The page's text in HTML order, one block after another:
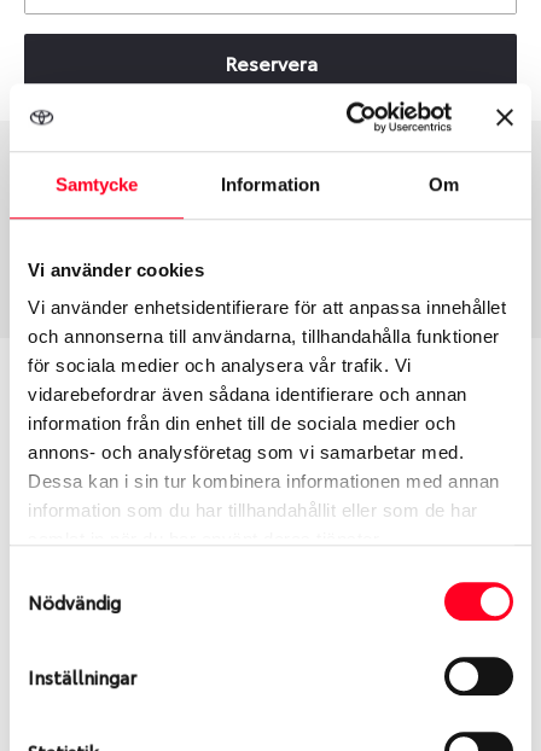
Samtycke Information Om
Vi använder cookies
Vi använder enhetsidentifierare för att anpassa innehållet
och annonserna till användarna, tillhandahålla funktioner
för sociala medier och analysera vår trafik. Vi
vidarebefordrar även sådana identifierare och annan
information från din enhet till de sociala medier och
annons- och analysföretag som vi samarbetar med.
Dessa kan i sin tur kombinera informationen med annan
information som du har tillhandahållit eller som de har
Nödvändig
Inställningar
Reservera
Däcktyp
Sommar
Däckstorlek
195/65 R 15 91V
1443
Passar detta däck min bil?
Ange registreringsnummer för att se om det däck
du valt passar din bilmodell. Om du köper däck som
skall sättas på dina befintliga fälgar, se till att kolla
årens lopp och inte vara samma dimension som
bilen hade ut från fabrik.